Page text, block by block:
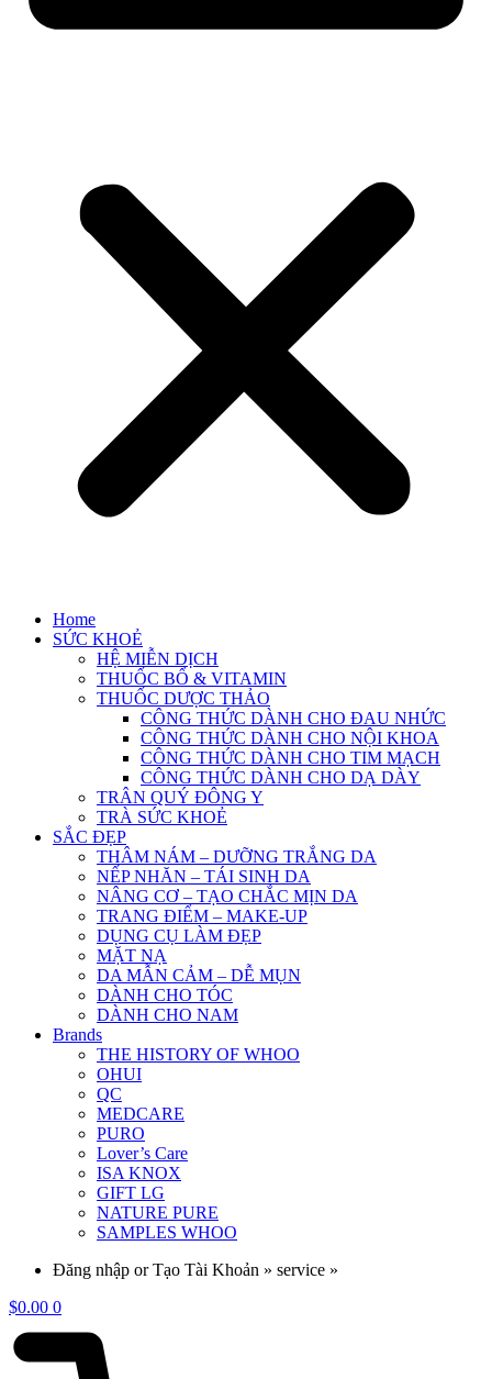
Home
SỨC KHOẺ
HỆ MIỄN DỊCH
THUỐC BỔ & VITAMIN
THUỐC DƯỢC THẢO
CÔNG THỨC DÀNH CHO ĐAU NHỨC
CÔNG THỨC DÀNH CHO NỘI KHOA
CÔNG THỨC DÀNH CHO TIM MẠCH
CÔNG THỨC DÀNH CHO DẠ DÀY
TRÂN QUÝ ĐÔNG Y
TRÀ SỨC KHOẺ
SẮC ĐẸP
THÂM NÁM – DƯỠNG TRẮNG DA
NẾP NHĂN – TÁI SINH DA
NÂNG CƠ – TẠO CHẮC MỊN DA
TRANG ĐIỂM – MAKE-UP
DỤNG CỤ LÀM ĐẸP
MẶT NẠ
DA MẪN CẢM – DỄ MỤN
DÀNH CHO TÓC
DÀNH CHO NAM
Brands
THE HISTORY OF WHOO
OHUI
QC
MEDCARE
PURO
Lover’s Care
ISA KNOX
GIFT LG
NATURE PURE
SAMPLES WHOO
Đăng nhập or Tạo Tài Khoản » service »
$0.00 0